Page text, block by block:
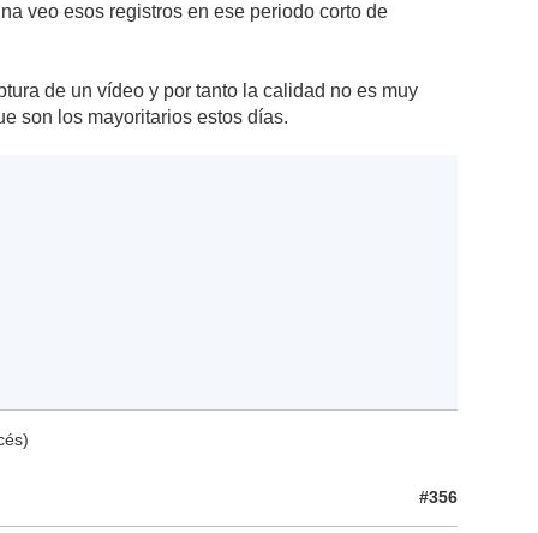
veo esos registros en ese periodo corto de
de un vídeo y por tanto la calidad no es muy
son los mayoritarios estos días.
#356